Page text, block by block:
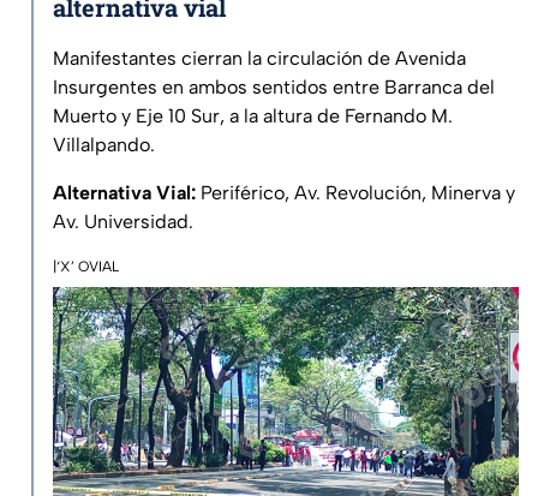
alternativa vial
Manifestantes cierran la circulación de Avenida
Insurgentes en ambos sentidos entre Barranca del
Muerto y Eje 10 Sur, a la altura de Fernando M.
Villalpando.
Alternativa Vial: Periférico, Av. Revolución, Minerva y
Av. Universidad.
|‘X’ OVIAL